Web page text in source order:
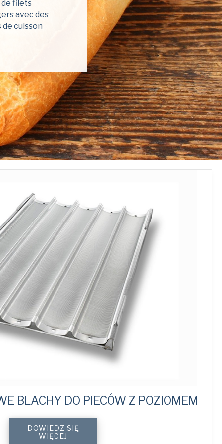
de filets
avec des
cuisson
BLACHY DO PIECÓW Z POZIOMEM
RackDOWIEDZ SIĘ
WIĘCEJ
Téléphoner *
liste de diffusion!*
Oui, je voudrais American Pan Europe et Bundy Baking Solutions pour me envoyer des mises à jour et les promotions de produits occasionnels.
*
la politique de confidentialité
Europe et de Bundy Baking Solutions.